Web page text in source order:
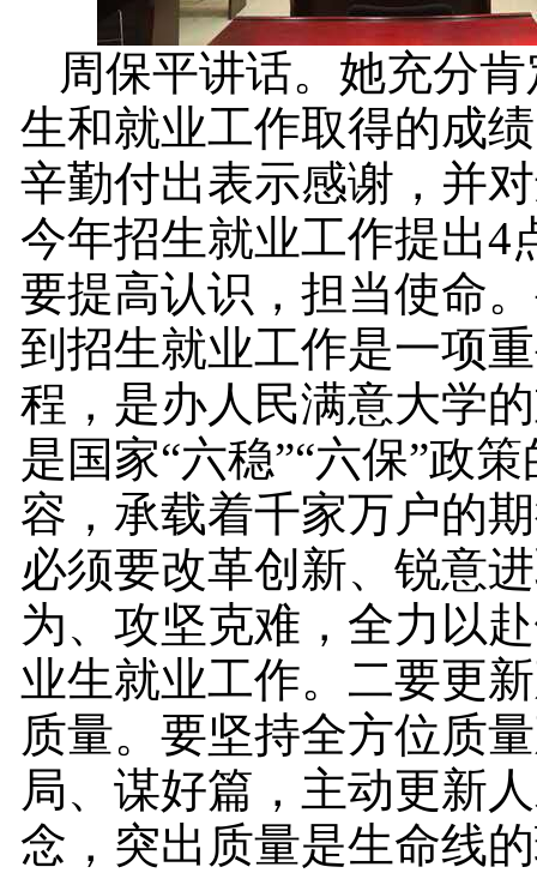
周保平讲话。她充分
生和就业工作取得的成
辛勤付出表示感谢，并
今年招生就业工作提出4
要提高认识，担当使命
到招生就业工作是一项
程，是办人民满意大学
是国家“六稳”“六保”政
容，承载着千家万户的
必须要改革创新、锐意
为、攻坚克难，全力以
业生就业工作。二要更
质量。要坚持全方位质
局、谋好篇，主动更新
念，突出质量是生命线